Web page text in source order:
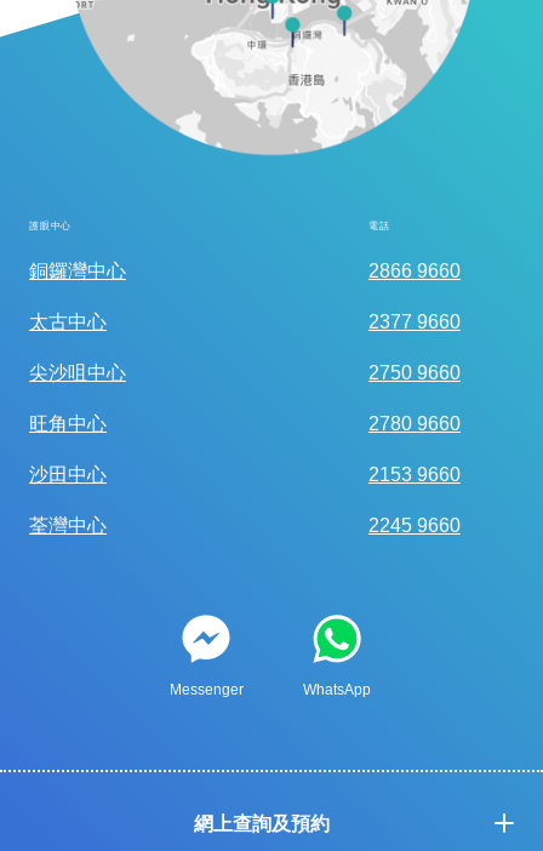
護眼中心 電話
銅鑼灣中心 2866 9660
太古中心 2377 9660
尖沙咀中心 2750 9660
旺角中心 2780 9660
沙田中心 2153 9660
荃灣中心 2245 9660
Messenger WhatsApp
網上查詢及預約